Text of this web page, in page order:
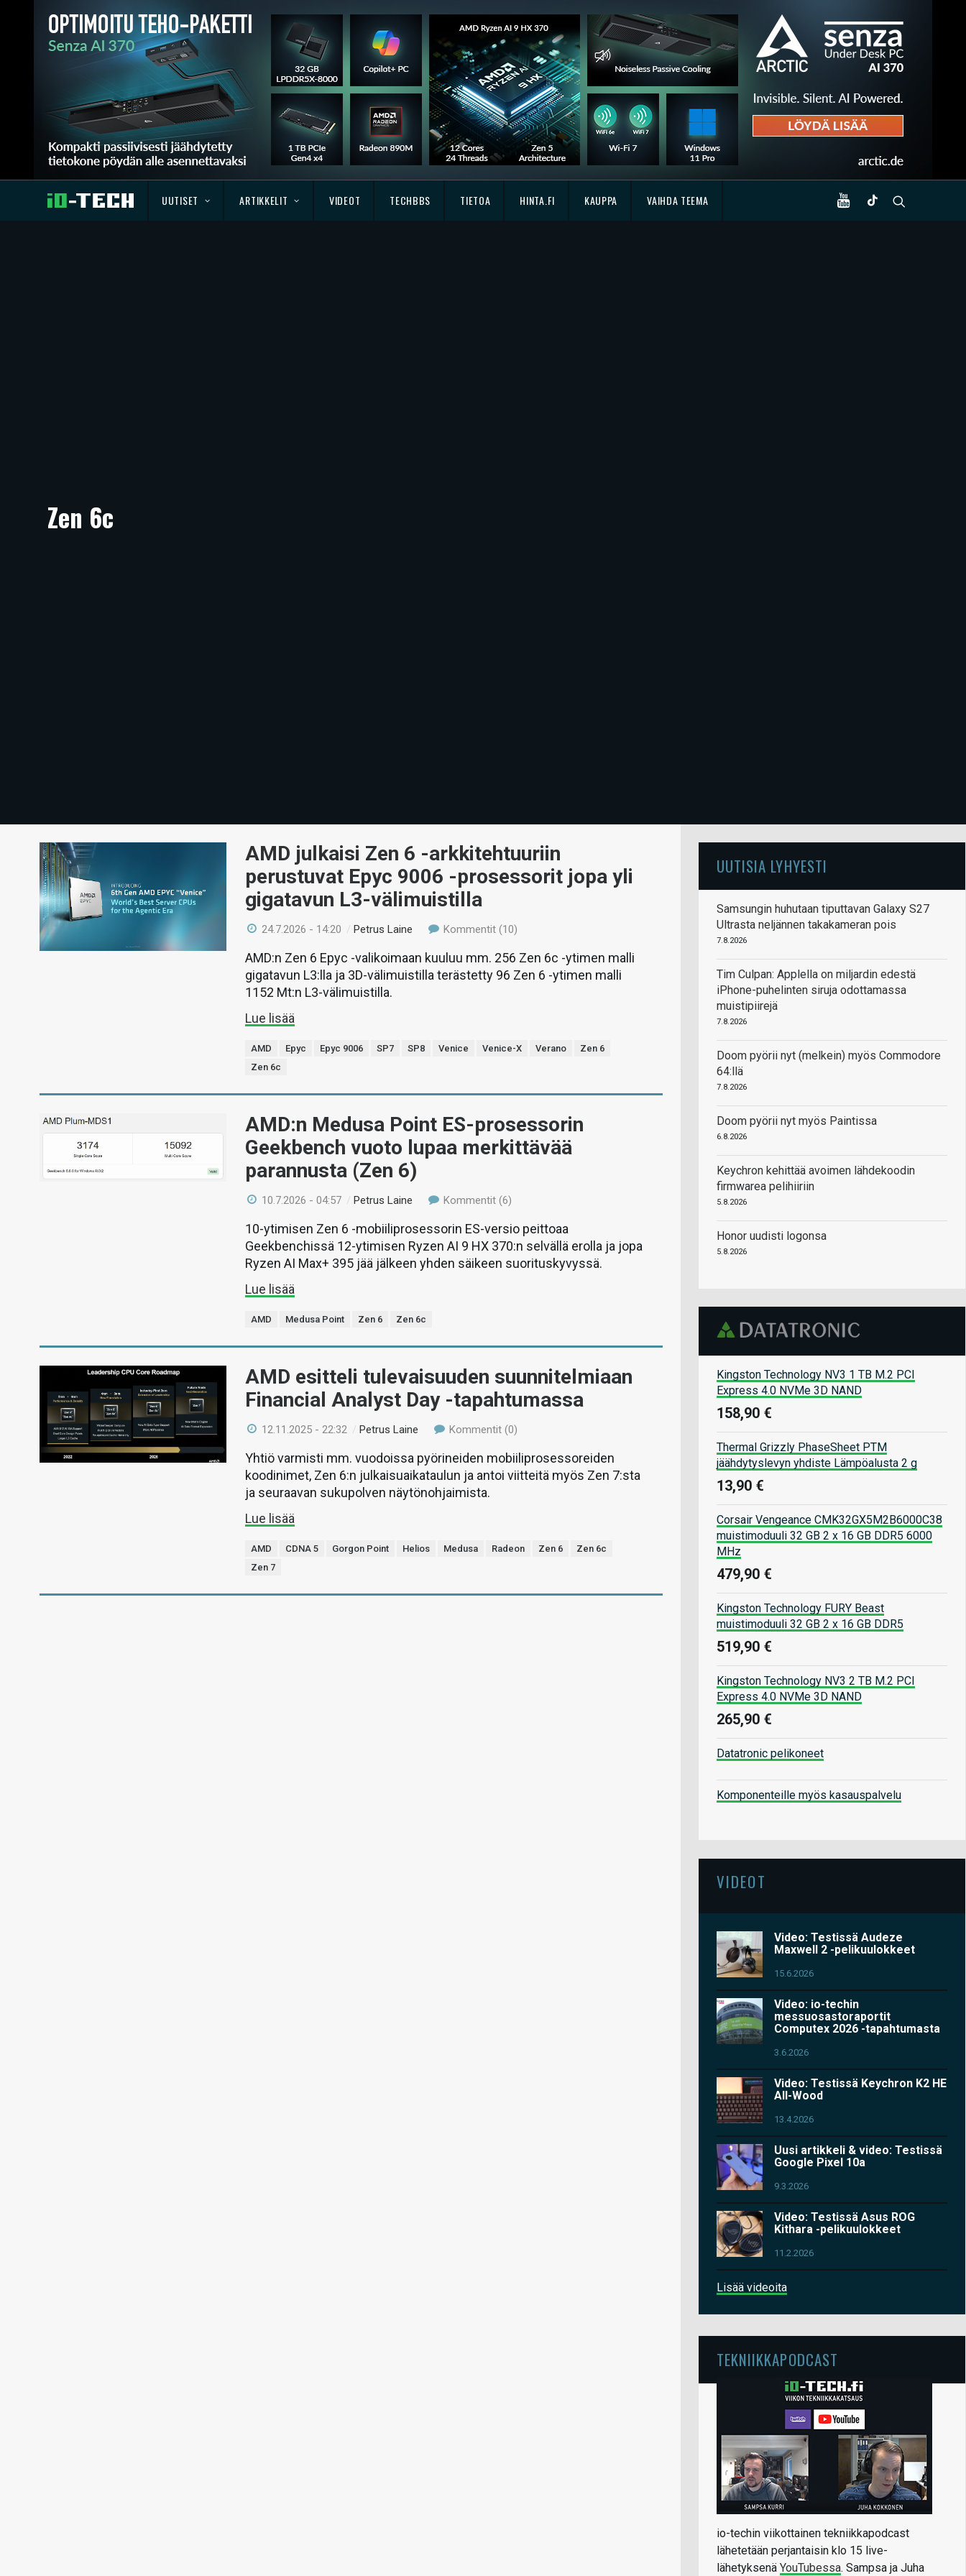
UUTISET ARTIKKELIT VIDEOT TECHBBS TIETOA HINTA.FI KAUPPA VAIHDA TEEMA
Zen 6c
AMD julkaisi Zen 6 -arkkitehtuuriin
perustuvat Epyc 9006 -prosessorit jopa yli
gigatavun L3-välimuistilla
24.7.2026 - 14:20 /Petrus Laine Kommentit (10)
AMD:n Zen 6 Epyc -valikoimaan kuuluu mm. 256 Zen 6c -ytimen malli
gigatavun L3:lla ja 3D-välimuistilla terästetty 96 Zen 6 -ytimen malli
1152 Mt:n L3-välimuistilla.
Lue lisää
AMD Epyc Epyc 9006 SP7 SP8 Venice Venice-X Verano
Zen 6
Zen 6c
AMD:n Medusa Point ES-prosessorin
Geekbench vuoto lupaa merkittävää
parannusta (Zen 6)
10.7.2026 - 04:57 /Petrus Laine Kommentit (6)
10-ytimisen Zen 6 -mobiiliprosessorin ES-versio peittoaa
Geekbenchissä 12-ytimisen Ryzen AI 9 HX 370:n selvällä erolla ja jopa
Ryzen AI Max+ 395 jää jälkeen yhden säikeen suorituskyvyssä.
Lue lisää
AMD Medusa Point Zen 6 Zen 6c
AMD esitteli tulevaisuuden suunnitelmiaan
Financial Analyst Day -tapahtumassa
12.11.2025 - 22:32 /Petrus Laine Kommentit (0)
Yhtiö varmisti mm. vuodoissa pyörineiden mobiiliprosessoreiden
koodinimet, Zen 6:n julkaisuaikataulun ja antoi viitteitä myös Zen 7:sta
ja seuraavan sukupolven näytönohjaimista.
Lue lisää
AMD CDNA 5 Gorgon Point Helios Medusa Radeon Zen 6
Zen 6c
Zen 7
UUTISIA LYHYESTI
Samsungin huhutaan tiputtavan Galaxy S27
Ultrasta neljännen takakameran pois
7.8.2026
Tim Culpan: Applella on miljardin edestä
iPhone-puhelinten siruja odottamassa
muistipiirejä
7.8.2026
Doom pyörii nyt (melkein) myös Commodore
64:llä
7.8.2026
Doom pyörii nyt myös Paintissa
6.8.2026
Keychron kehittää avoimen lähdekoodin
firmwarea pelihiiriin
5.8.2026
Honor uudisti logonsa
5.8.2026
Kingston Technology NV3 1 TB M.2 PCI
Express 4.0 NVMe 3D NAND
158,90 €
Thermal Grizzly PhaseSheet PTM
jäähdytyslevyn yhdiste Lämpöalusta 2 g
13,90 €
Corsair Vengeance CMK32GX5M2B6000C38
muistimoduuli 32 GB 2 x 16 GB DDR5 6000
MHz
479,90 €
Kingston Technology FURY Beast
muistimoduuli 32 GB 2 x 16 GB DDR5
519,90 €
Kingston Technology NV3 2 TB M.2 PCI
Express 4.0 NVMe 3D NAND
265,90 €
Datatronic pelikoneet
Komponenteille myös kasauspalvelu
VIDEOT
Video: Testissä Audeze
Maxwell 2 -pelikuulokkeet
15.6.2026
Video: io-techin
messuosastoraportit
Computex 2026 -tapahtumasta
3.6.2026
Video: Testissä Keychron K2 HE
All-Wood
13.4.2026
Uusi artikkeli & video: Testissä
Google Pixel 10a
9.3.2026
Video: Testissä Asus ROG
Kithara -pelikuulokkeet
11.2.2026
Lisää videoita
TEKNIIKKAPODCAST
io-techin viikottainen tekniikkapodcast
lähetetään perjantaisin klo 15 live-
lähetyksenä YouTubessa. Sampsa ja Juha